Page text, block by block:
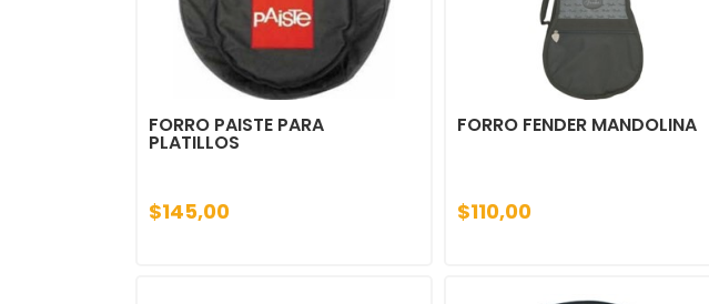
FORRO PAISTE PARA
PLATILLOS
$145,00
FORRO FENDER MANDOLINA
$110,00